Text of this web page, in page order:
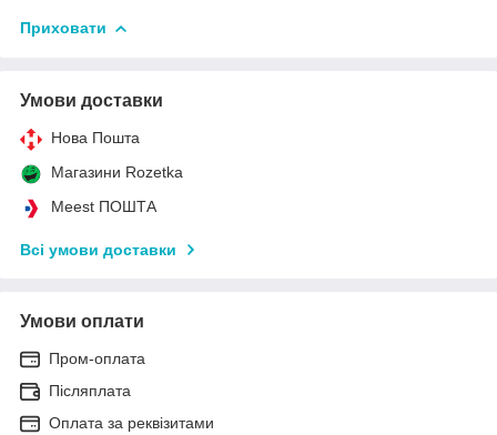
Приховати
Умови доставки
Нова Пошта
Магазини Rozetka
Meest ПОШТА
Всі умови доставки
Умови оплати
Пром-оплата
Післяплата
Оплата за реквізитами